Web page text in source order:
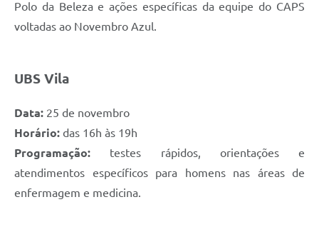
Polo da Beleza e ações específicas da equipe do CAPS
voltadas ao Novembro Azul.
UBS Vila
Data: 25 de novembro
Horário: das 16h às 19h
Programação: testes rápidos, orientações e
atendimentos específicos para homens nas áreas de
enfermagem e medicina.